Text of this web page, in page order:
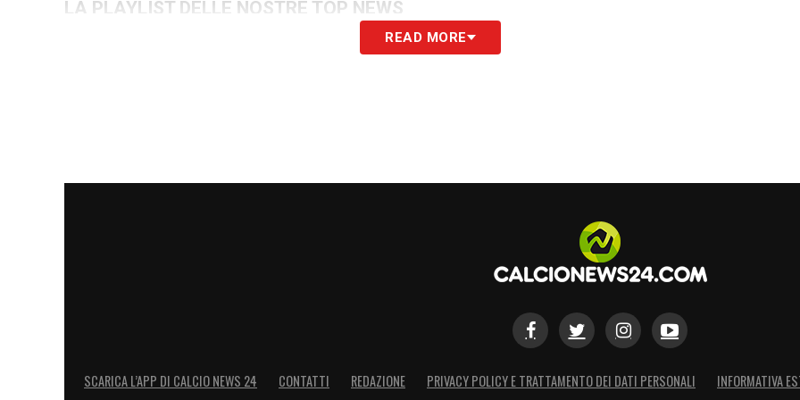
LA PLAYLIST DELLE NOSTRE TOP NEWS
READ MORE
SCARICA L’APP DI CALCIO NEWS 24 CONTATTI REDAZIONE PRIVACY POLICY E TRATTAMENTO DEI DATI PERSONALI INFORMATIVA